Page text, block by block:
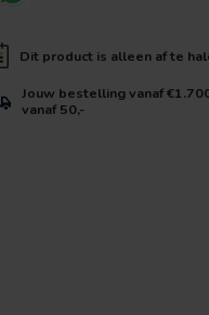
Dit product is alleen af te
Jouw bestelling vanaf
vanaf 50,-